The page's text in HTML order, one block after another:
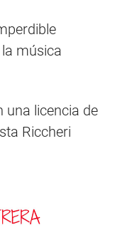
música
una licencia de
Riccheri